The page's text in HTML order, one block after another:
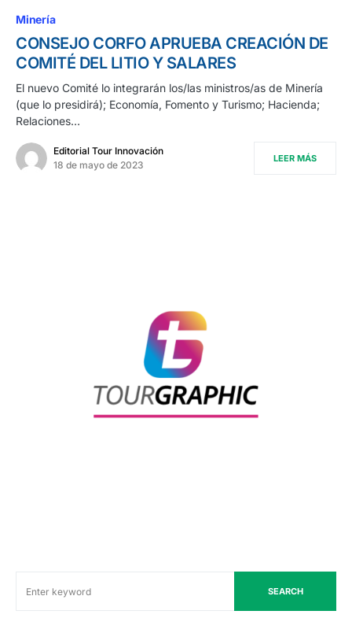
Minería
CONSEJO CORFO APRUEBA CREACIÓN DE
COMITÉ DEL LITIO Y SALARES
El nuevo Comité lo integrarán los/las ministros/as de Minería
(que lo presidirá); Economía, Fomento y Turismo; Hacienda;
Relaciones…
Editorial Tour Innovación
18 de mayo de 2023
LEER MÁS
SEARCH